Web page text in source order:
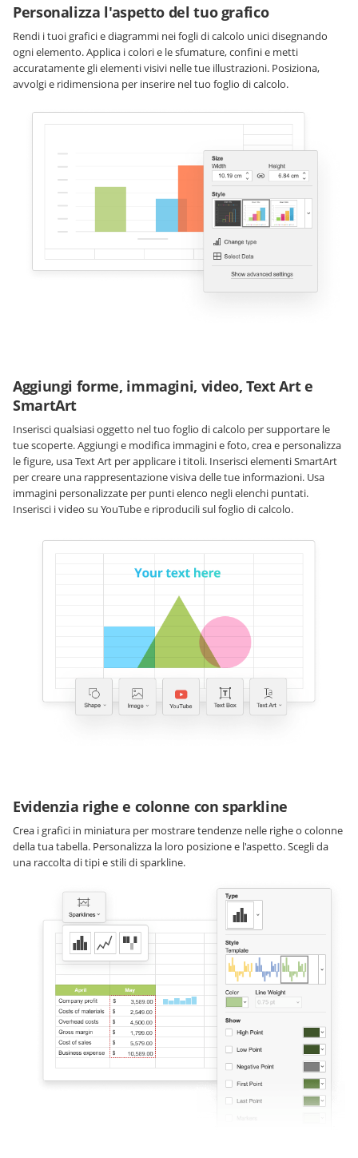
Personalizza l'aspetto del tuo grafico
Rendi i tuoi grafici e diagrammi nei fogli di calcolo unici disegnando
ogni elemento. Applica i colori e le sfumature, confini e metti
accuratamente gli elementi visivi nelle tue illustrazioni. Posiziona,
avvolgi e ridimensiona per inserire nel tuo foglio di calcolo.
Aggiungi forme, immagini, video, Text Art e
SmartArt
Inserisci qualsiasi oggetto nel tuo foglio di calcolo per supportare le
tue scoperte. Aggiungi e modifica immagini e foto, crea e personalizza
le figure, usa Text Art per applicare i titoli. Inserisci elementi SmartArt
per creare una rappresentazione visiva delle tue informazioni. Usa
immagini personalizzate per punti elenco negli elenchi puntati.
Inserisci i video su YouTube e riproducili sul foglio di calcolo.
Evidenzia righe e colonne con sparkline
Crea i grafici in miniatura per mostrare tendenze nelle righe o colonne
della tua tabella. Personalizza la loro posizione e l'aspetto. Scegli da
una raccolta di tipi e stili di sparkline.